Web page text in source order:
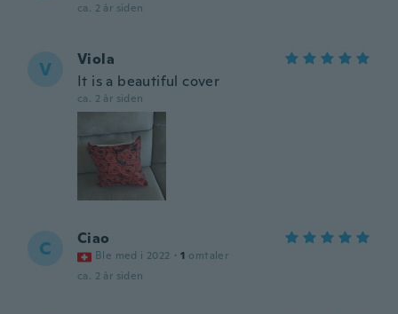
ca. 2 år siden
V
Viola
It is a beautiful cover
ca. 2 år siden
C Ciao
Ble med i 2022 · 1 omtaler
ca. 2 år siden